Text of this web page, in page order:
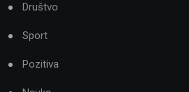
Društvo
Sport
Pozitiva